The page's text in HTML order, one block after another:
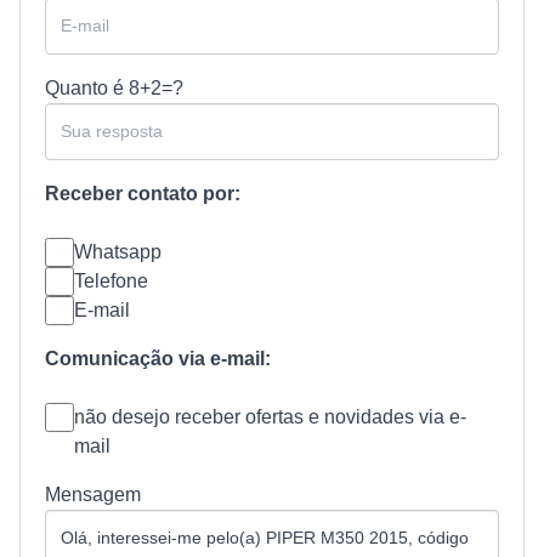
Quanto é 8+2=?
Receber contato por:
Whatsapp
Telefone
E-mail
Comunicação via e-mail:
não desejo receber ofertas e novidades via e-
mail
Mensagem